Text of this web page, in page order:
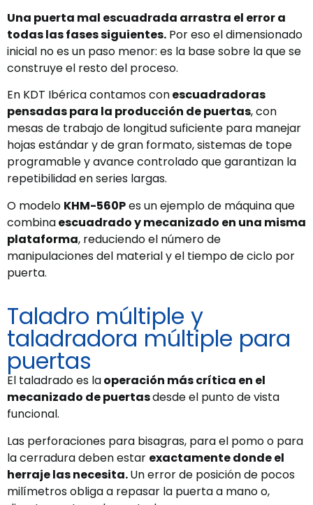
Una puerta mal escuadrada arrastra el error a
todas las fases siguientes. Por eso el dimensionado
inicial no es un paso menor: es la base sobre la que se
construye el resto del proceso.
En KDT Ibérica contamos conescuadradoras
pensadas para la producción de puertas, con
mesas de trabajo de longitud suficiente para manejar
hojas estándar y de gran formato, sistemas de tope
programable y avance controlado que garantizan la
repetibilidad en series largas.
O modelo KHM-560Pes un ejemplo de máquina que
combinaescuadrado y mecanizado en una misma
plataforma, reduciendo el número de
manipulaciones del material y el tiempo de ciclo por
puerta.
Taladro múltiple y
taladradora múltiple para
puertas
El taladrado es laoperación más crítica en el
mecanizado de puertasdesde el punto de vista
funcional.
Las perforaciones para bisagras, para el pomo o para
la cerradura deben estar exactamente donde el
herraje las necesita.Un error de posición de pocos
milímetros obliga a repasar la puerta a mano o,